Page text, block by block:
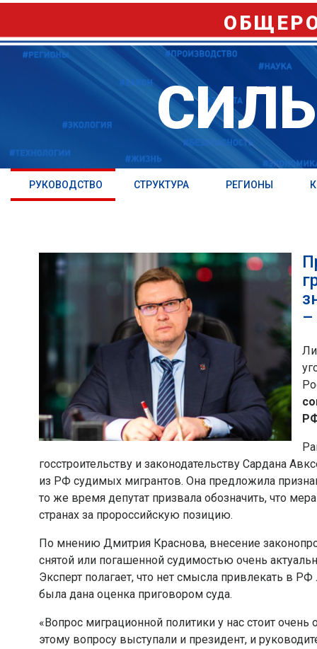
РУКОВОДСТВО СТРУКТУРА РЕГИОНЫ
госстроительству и законодательству Сардана
из РФ судимых мигрантов. Она предложила
то же время депутат призвала обозначить, что
странах за пророссийскую позицию.
По мнению Дмитрия Краснова, внесение
снятой или погашенной судимостью очень
Эксперт полагает, что нет смысла привлекать в
была дана оценка приговором суда.
«Вопрос миграционной политики у нас стоит
этому вопросу выступали и президент, и